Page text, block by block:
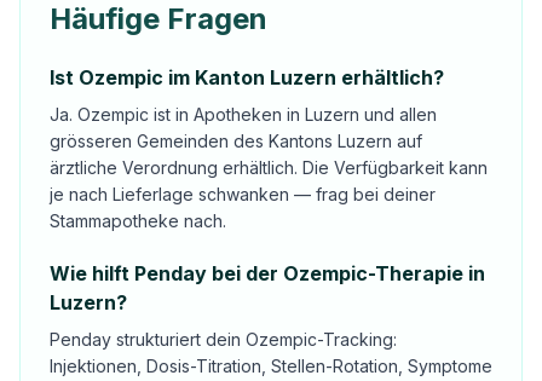
Häufige Fragen
Ist Ozempic im Kanton Luzern erhältlich?
Ja. Ozempic ist in Apotheken in Luzern und allen
grösseren Gemeinden des Kantons Luzern auf
ärztliche Verordnung erhältlich. Die Verfügbarkeit kann
je nach Lieferlage schwanken — frag bei deiner
Stammapotheke nach.
Wie hilft Penday bei der Ozempic-Therapie in
Luzern?
Penday strukturiert dein Ozempic-Tracking:
Injektionen, Dosis-Titration, Stellen-Rotation, Symptome